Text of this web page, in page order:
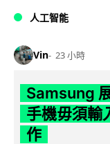
人工智能
Vin 23 小時
Samsung
手機毋須輸
作